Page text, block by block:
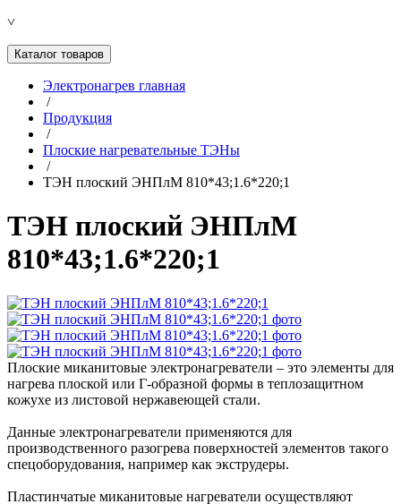
˅
Каталог товаров
Электронагрев главная
/
Продукция
/
Плоские нагревательные ТЭНы
/
ТЭН плоский ЭНПлМ 810*43;1.6*220;1
ТЭН плоский ЭНПлМ
810*43;1.6*220;1
Плоские миканитовые электронагреватели – это элементы для
нагрева плоской или Г-образной формы в теплозащитном
кожухе из листовой нержавеющей стали.
Данные электронагреватели применяются для
производственного разогрева поверхностей элементов такого
спецоборудования, например как экструдеры.
Пластинчатые миканитовые нагреватели осуществляют